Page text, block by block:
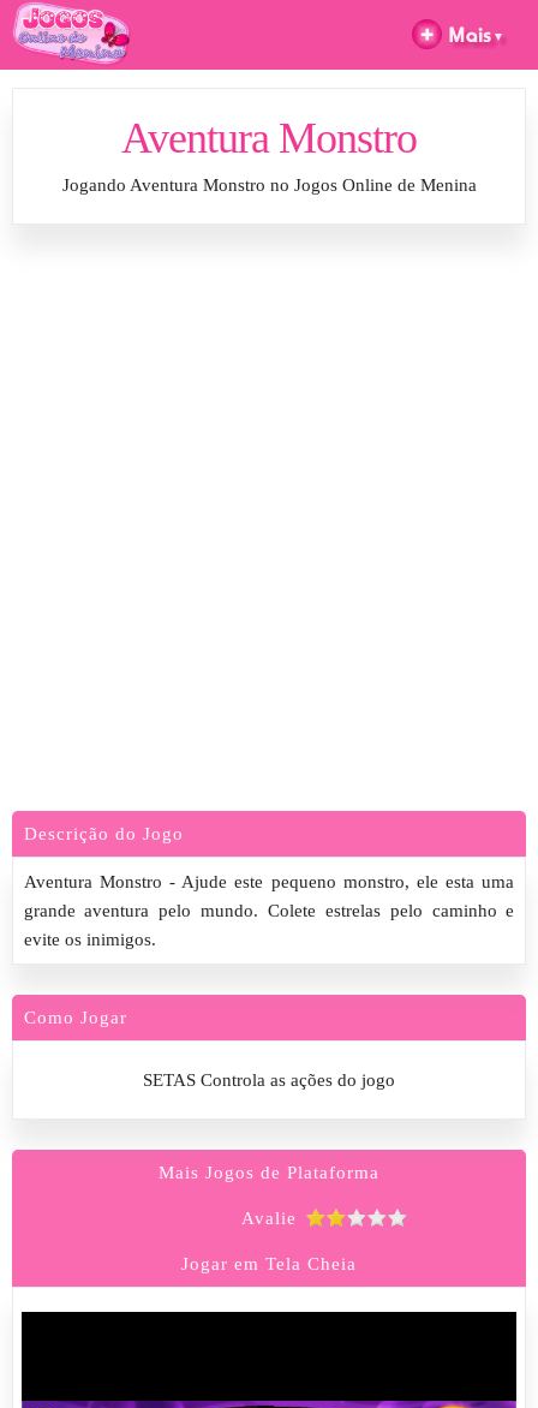
Aventura Monstro
Jogando Aventura Monstro no Jogos Online de Menina
Descrição do Jogo
Aventura Monstro - Ajude este pequeno monstro, ele esta uma
grande aventura pelo mundo. Colete estrelas pelo caminho e
evite os inimigos.
Como Jogar
SETAS Controla as ações do jogo
Mais Jogos de Plataforma
Avalie
Jogar em Tela Cheia